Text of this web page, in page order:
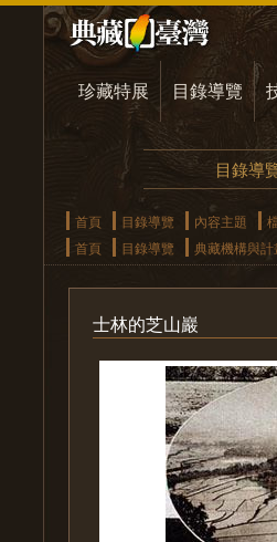
珍藏特展 目錄導覽
目錄導
首頁 目錄導覽 內容主題
首頁
目錄導覽 典藏機構與計
士林的芝山巖